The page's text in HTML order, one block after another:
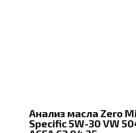
Анализ масла Zero
Specific 5W-30 VW